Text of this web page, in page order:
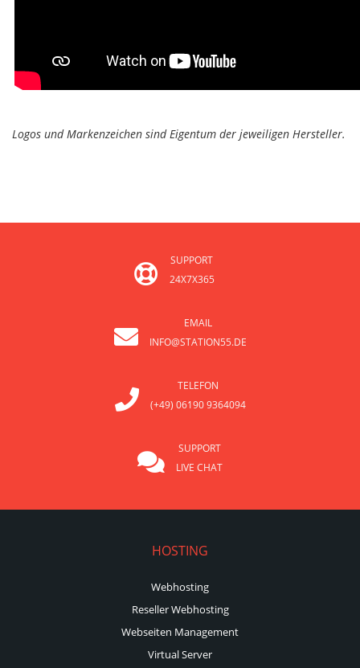
Logos und Markenzeichen sind Eigentum der jeweiligen Hersteller.
SUPPORT
24X7X365
EMAIL
INFO@STATION55.DE
TELEFON
(+49) 06190 9364094
SUPPORT
LIVE CHAT
HOSTING
Webhosting
Reseller Webhosting
Webseiten Management
Virtual Server